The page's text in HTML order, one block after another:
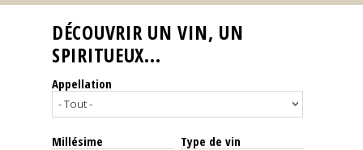
Reportages
Nos
Spiritueux
DÉCOUVRIR UN VIN, UN
SPIRITUEUX...
Appellation
Millésime Type de vin